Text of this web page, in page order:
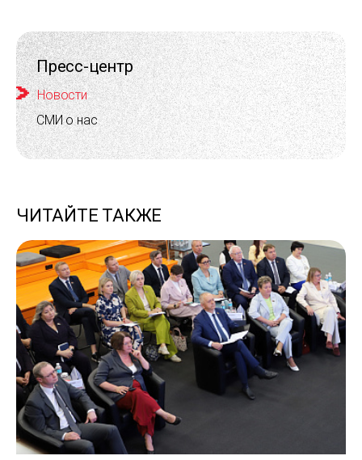
Пресс-центр
Новости
СМИ о нас
ЧИТАЙТЕ ТАКЖЕ